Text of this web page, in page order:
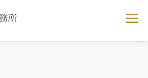
メニュー